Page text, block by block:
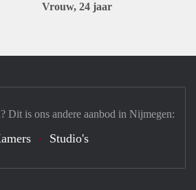
Vrouw, 24 jaar
Dit is ons andere aanbod in Nijmegen:
Studio's